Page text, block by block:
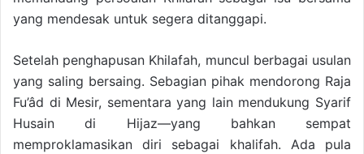
yang mendesak untuk segera ditanggapi.
Setelah penghapusan Khilafah, muncul berbagai usulan
yang saling bersaing. Sebagian pihak mendorong Raja
Fu’âd di Mesir, sementara yang lain mendukung Syarif
Husain di Hijaz—yang bahkan sempat
memproklamasikan diri sebagai khalifah. Ada pula